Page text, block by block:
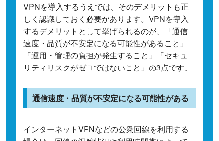
VPNを導入するうえでは、そのデメリットも正
しく認識しておく必要があります。VPNを導入
するデメリットとして挙げられるのが、「通信
速度・品質が不安定になる可能性があること」
「運用・管理の負担が発生すること」「セキュ
リティリスクがゼロではないこと」の3点です。
通信速度・品質が不安定になる可能性がある
インターネットVPNなどの公衆回線を利用する